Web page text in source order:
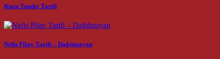
Kuzu Tandır Tarifi
Nefis Pilav Tarifi – Dağılmayan